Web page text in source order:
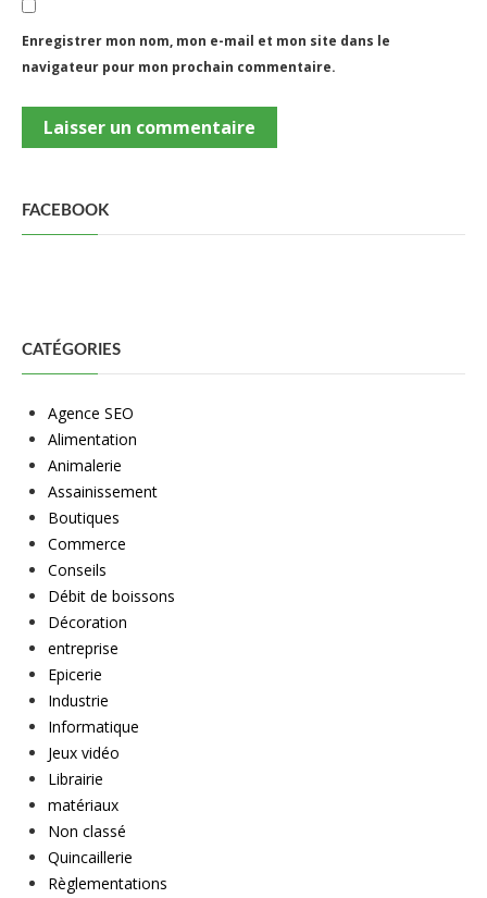
Enregistrer mon nom, mon e-mail et mon site dans le
navigateur pour mon prochain commentaire.
FACEBOOK
CATÉGORIES
Agence SEO
Alimentation
Animalerie
Assainissement
Boutiques
Commerce
Conseils
Débit de boissons
Décoration
entreprise
Epicerie
Industrie
Informatique
Jeux vidéo
Librairie
matériaux
Non classé
Quincaillerie
Règlementations